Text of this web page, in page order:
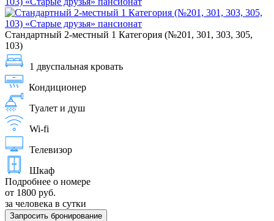
Стандартный 2-местный 1 Категория (№201, 301, 303, 305,
103)
1 двуспальная кровать
Кондиционер
Туалет и душ
Wi-fi
Телевизор
Шкаф
Подробнее о номере
от 1800 руб.
за человека в сутки
Запросить бронирование